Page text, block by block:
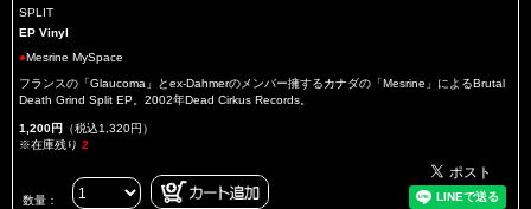
SPLIT
EP Vinyl
●Mesrine MySpace
フランスの「Glaucoma」とex-Dahmerのメンバー擁するカナダの「Mesrine」によるBrutal
Death Grind Split EP。2002年Dead Cirkus Records。
1,200円 （税込1,320円）
※在庫残り 2
数量：